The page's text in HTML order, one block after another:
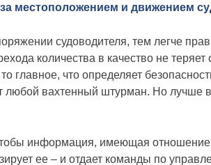
местоположением и движением
судоводителя, тем легче
количества в качество не
что определяет
любой вахтенный штурман. Но
информация, имеющая отношение
ее – и отдает команды по